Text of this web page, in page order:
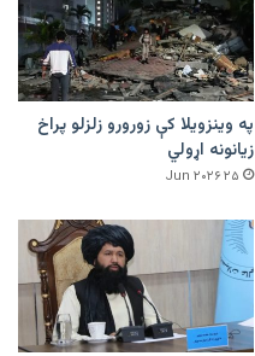
په وینزویلا کې زورورو زلزلو پراخ
زیانونه اړولي
۲۵ Jun ۲۰۲۶